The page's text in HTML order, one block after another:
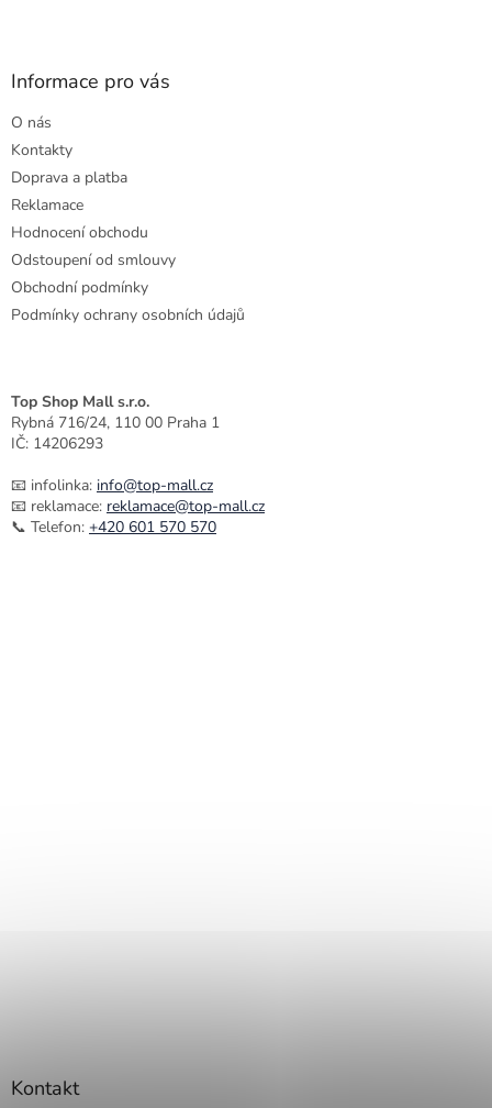
Z
Informace pro vás
O nás
Kontakty
Doprava a platba
Reklamace
Hodnocení obchodu
Odstoupení od smlouvy
Obchodní podmínky
Podmínky ochrany osobních údajů
Top Shop Mall s.r.o.
Rybná 716/24, 110 00 Praha 1
IČ: 14206293
📧 infolinka: info@top-mall.cz
📧 reklamace: reklamace@top-mall.cz
📞 Telefon: +420 601 570 570
Kontakt